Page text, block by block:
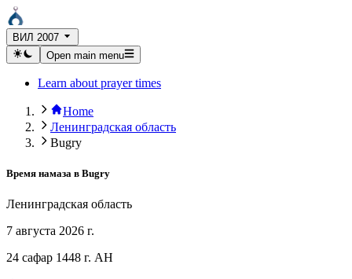
ВИЛ 2007
Open main menu
Learn about prayer times
Home
Ленинградская область
Bugry
Время намаза в Bugry
Ленинградская область
7 августа 2026 г.
24 сафар 1448 г. AH